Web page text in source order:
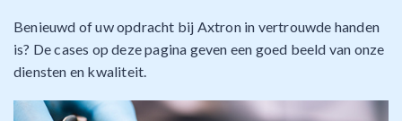
Benieuwd of uw opdracht bij Axtron in vertrouwde handen
is? De cases op deze pagina geven een goed beeld van onze
diensten en kwaliteit.